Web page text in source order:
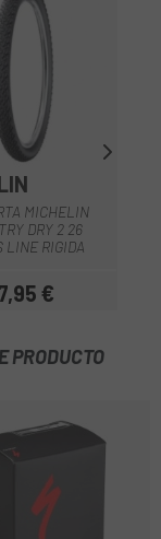
MICHELIN
DRY 2 26
LINE RIGIDA
Precio
€
PRODUCTO